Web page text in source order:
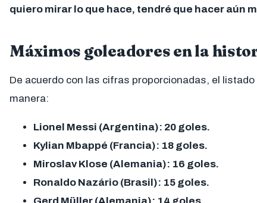
quiero mirar lo que hace, tendré que hacer aún
Máximos goleadores en la
De acuerdo con las cifras proporcionadas, el
manera:
Lionel Messi (Argentina): 20 goles.
Kylian Mbappé (Francia): 18 goles.
Miroslav Klose (Alemania): 16 goles.
Ronaldo Nazário (Brasil): 15 goles.